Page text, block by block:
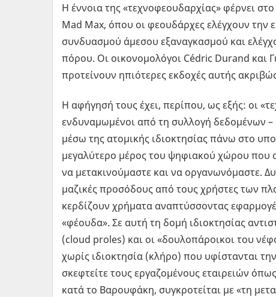
Η έννοια της «τεχνοφεουδαρχίας» φέρνει
Mad Max, όπου οι φεουδάρχες ελέγχουν
συνδυασμού άμεσου εξαναγκασμού και
πόρου. Οι οικονομολόγοι Cédric Durand και
προτείνουν ηπιότερες εκδοχές αυτής
Η αφήγησή τους έχει, περίπου, ως εξής: οι
ενδυναμωμένοι από τη συλλογή δεδομένων
μέσω της ατομικής ιδιοκτησίας πάνω στο
μεγαλύτερο μέρος του ψηφιακού χώρου που
να μετακινούμαστε και να οργανωνόμαστε.
μαζικές προσόδους από τους χρήστες των
κερδίζουν χρήματα αναπτύσσοντας
«φέουδα». Σε αυτή τη δομή ιδιοκτησίας
(cloud proles) και οι «δουλοπάροικοι του
χωρίς ιδιοκτησία (κλήρο) που υφίστανται
σκεφτείτε τους εργαζομένους εταιρειών
κατά το Βαρουφάκη, συγκροτείται με «τη